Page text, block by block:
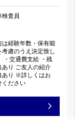
検査員
は経験年数・保有能
考慮のうえ決定致し
・交通費支給 ・残
あり ご友人の紹介
あり ※詳しくはお
ください